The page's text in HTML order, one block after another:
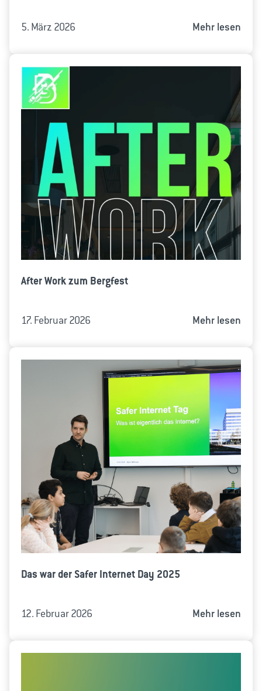
5. März 2026 Mehr lesen
After Work zum Bergfest
17. Februar 2026 Mehr lesen
Das war der Safer Internet Day 2025
12. Februar 2026 Mehr lesen